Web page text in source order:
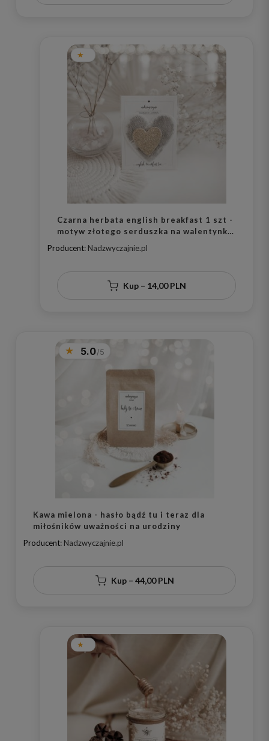
Czarna herbata english breakfast 1 szt -
motyw złotego serduszka na walentynki
dla drugiej połówki
Producent: Nadzwyczajnie.pl
Kup – 14,00 PLN
5.0
Kawa mielona - hasło bądź tu i teraz dla
miłośników uważności na urodziny
Producent: Nadzwyczajnie.pl
Kup – 44,00 PLN